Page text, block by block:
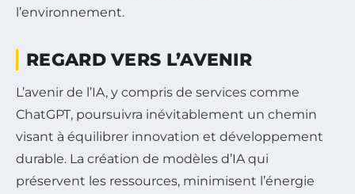
l’environnement.
REGARD VERS L’AVENIR
L’avenir de l’IA, y compris de services comme
ChatGPT, poursuivra inévitablement un chemin
visant à équilibrer innovation et développement
durable. La création de modèles d’IA qui
préservent les ressources, minimisent l’énergie